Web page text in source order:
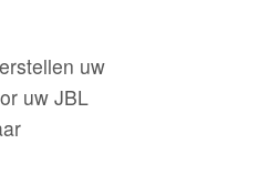
uw
uw JBL